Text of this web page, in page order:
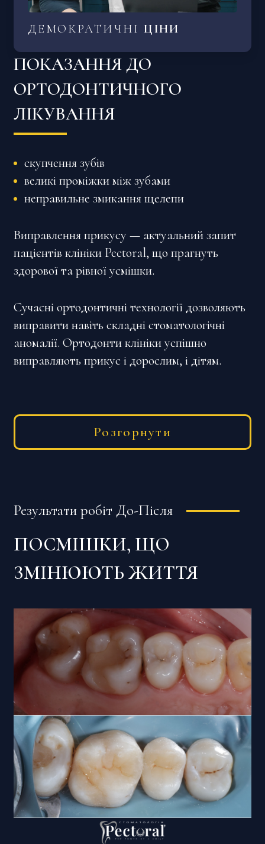
ДЕМОКРАТИЧНІЦІНИ
ПОКАЗАННЯ ДО
ОРТОДОНТИЧНОГО
ЛІКУВАННЯ
скупчення зубів
великі проміжки між зубами
неправильне змикання щелепи
Виправлення прикусу — актуальний запит
пацієнтів клініки Pectoral, що прагнуть
здорової та рівної усмішки.
Сучасні ортодонтичні технології дозволяють
виправити навіть складні стоматологічні
аномалії. Ортодонти клініки успішно
виправляють прикус і дорослим, і дітям.
фахівця вчасно.
Розгорнути
Результати робіт До-Після
ПОСМІШКИ, ЩО
ЗМІНЮЮТЬ ЖИТТЯ